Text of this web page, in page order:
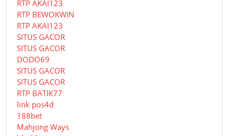
RTP AKAI123
RTP BEWOKWIN
RTP AKAI123
SITUS GACOR
SITUS GACOR
DODO69
SITUS GACOR
SITUS GACOR
RTP BATIK77
link pos4d
188bet
Mahjong Ways